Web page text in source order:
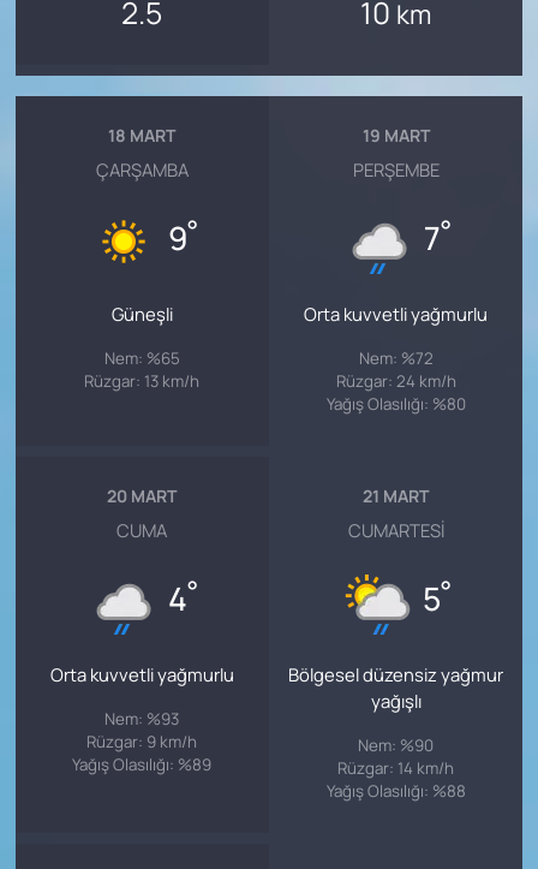
2.5 10 km
18 MART
ÇARŞAMBA
9°
Güneşli
Nem: %65
Rüzgar: 13 km/h
19 MART
PERŞEMBE
7°
Orta kuvvetli yağmurlu
Nem: %72
Rüzgar: 24 km/h
Yağış Olasılığı: %80
20 MART
CUMA
4°
Orta kuvvetli yağmurlu
Nem: %93
Rüzgar: 9 km/h
Yağış Olasılığı: %89
21 MART
CUMARTESI
5°
Bölgesel düzensiz yağmur
yağışlı
Nem: %90
Rüzgar: 14 km/h
Yağış Olasılığı: %88